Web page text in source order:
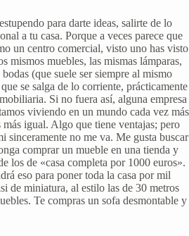
para darte ideas, salirte de lo
a tu casa. Porque a veces parece que
un centro comercial, visto uno has visto
mismos muebles, las mismas lámparas,
(que suele ser siempre al mismo
se salga de lo corriente, prácticamente
Si no fuera así, alguna empresa
viviendo en un mundo cada vez más
igual. Algo que tiene ventajas; pero
sinceramente no me va. Me gusta buscar
comprar un mueble en una tienda y
los de «casa completa por 1000 euros».
eso para poner toda la casa por mil
de miniatura, al estilo las de 30 metros
Te compras un sofa desmontable y